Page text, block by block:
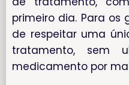
primeiro dia. Para os
de respeitar uma
tratamento, sem
medicamento por